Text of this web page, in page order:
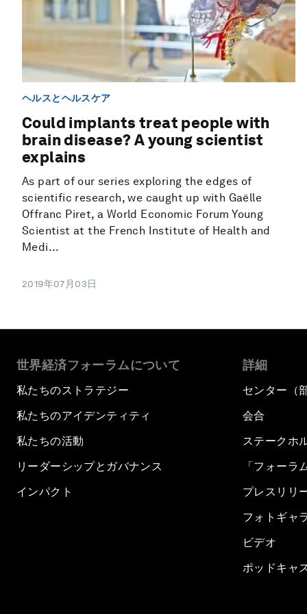
ヘルスとヘルスケア
Could implants treat people with
brain disease? A young scientist
explains
As part of our series exploring the edges of
scientific research, we caught up with Gaëlle
Offranc Piret, a World Economic Forum Young
Scientist at the French Institute of Health and
Medi...
2019年07月03日
世界経済フォーラムについて
私たちのストラテジー
私たちのアイデンティティ
私たちの活動
リーダーシップとガバナンス
インパクト
詳細
センター（
会合
ステークホ
「フォーラ
プレスリリ
フォトギャ
ビデオ
ポッドキャ